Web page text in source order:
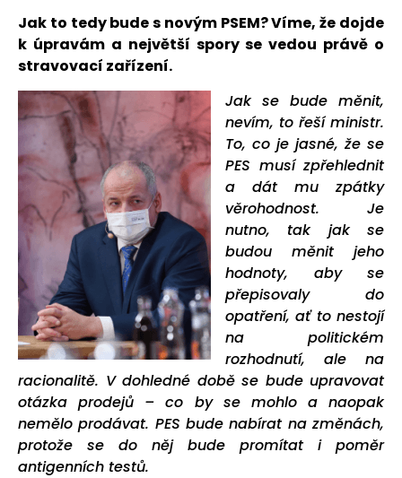
Jak to tedy bude s novým PSEM? Víme, že dojde
k úpravám a největší spory se vedou právě o
stravovací zařízení.
Jak se bude měnit,
nevím, to řeší ministr.
To, co je jasné, že se
PES musí zpřehlednit
a dát mu zpátky
věrohodnost. Je
nutno, tak jak se
budou měnit jeho
hodnoty, aby se
přepisovaly do
opatření, ať to nestojí
na politickém
rozhodnutí, ale na
racionalitě. V dohledné době se bude upravovat
otázka prodejů – co by se mohlo a naopak
nemělo prodávat. PES bude nabírat na změnách,
protože se do něj bude promítat i poměr
antigenních testů.